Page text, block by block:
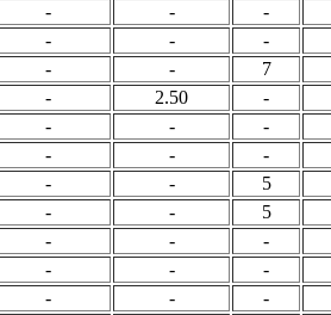
- - -
- - -
- - 7
- 2.50 -
- - -
- - -
- - 5
- - 5
- - -
- - -
- - -